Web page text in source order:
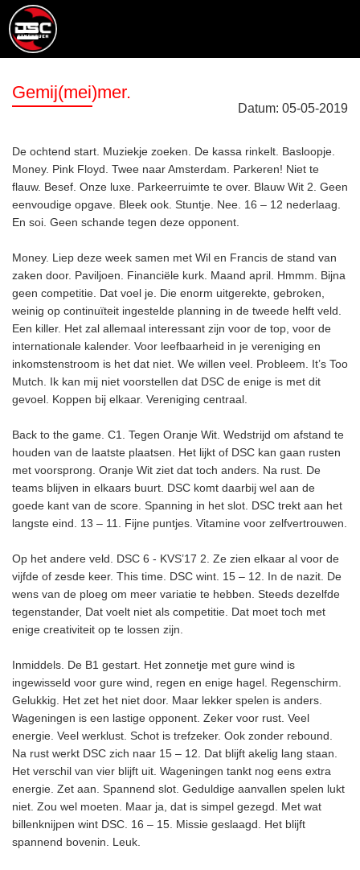
Gemij(mei)mer.
Datum: 05-05-2019
De ochtend start. Muziekje zoeken. De kassa rinkelt. Basloopje.
Money. Pink Floyd. Twee naar Amsterdam. Parkeren! Niet te
flauw. Besef. Onze luxe. Parkeerruimte te over. Blauw Wit 2. Geen
eenvoudige opgave. Bleek ook. Stuntje. Nee. 16 – 12 nederlaag.
En soi. Geen schande tegen deze opponent.
Money. Liep deze week samen met Wil en Francis de stand van
zaken door. Paviljoen. Financiële kurk. Maand april. Hmmm. Bijna
geen competitie. Dat voel je. Die enorm uitgerekte, gebroken,
weinig op continuïteit ingestelde planning in de tweede helft veld.
Een killer. Het zal allemaal interessant zijn voor de top, voor de
internationale kalender. Voor leefbaarheid in je vereniging en
inkomstenstroom is het dat niet. We willen veel. Probleem. It’s Too
Mutch. Ik kan mij niet voorstellen dat DSC de enige is met dit
gevoel. Koppen bij elkaar. Vereniging centraal.
Back to the game. C1. Tegen Oranje Wit. Wedstrijd om afstand te
houden van de laatste plaatsen. Het lijkt of DSC kan gaan rusten
met voorsprong. Oranje Wit ziet dat toch anders. Na rust. De
teams blijven in elkaars buurt. DSC komt daarbij wel aan de
goede kant van de score. Spanning in het slot. DSC trekt aan het
langste eind. 13 – 11. Fijne puntjes. Vitamine voor zelfvertrouwen.
Op het andere veld. DSC 6 - KVS’17 2. Ze zien elkaar al voor de
vijfde of zesde keer. This time. DSC wint. 15 – 12. In de nazit. De
wens van de ploeg om meer variatie te hebben. Steeds dezelfde
tegenstander, Dat voelt niet als competitie. Dat moet toch met
enige creativiteit op te lossen zijn.
Inmiddels. De B1 gestart. Het zonnetje met gure wind is
ingewisseld voor gure wind, regen en enige hagel. Regenschirm.
Gelukkig. Het zet het niet door. Maar lekker spelen is anders.
Wageningen is een lastige opponent. Zeker voor rust. Veel
energie. Veel werklust. Schot is trefzeker. Ook zonder rebound.
Na rust werkt DSC zich naar 15 – 12. Dat blijft akelig lang staan.
Het verschil van vier blijft uit. Wageningen tankt nog eens extra
energie. Zet aan. Spannend slot. Geduldige aanvallen spelen lukt
niet. Zou wel moeten. Maar ja, dat is simpel gezegd. Met wat
billenknijpen wint DSC. 16 – 15. Missie geslaagd. Het blijft
spannend bovenin. Leuk.